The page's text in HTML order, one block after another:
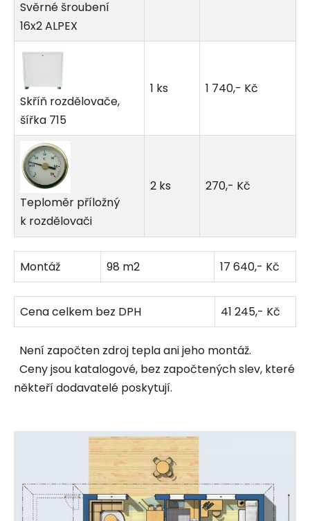
Svěrné šroubení
16x2 ALPEX
Skříň rozdělovače,
šířka 715
1 ks 1 740,- Kč
Teploměr příložný
k rozdělovači
2 ks 270,- Kč
Montáž 98 m2 17 640,- Kč
Cena celkem bez DPH 41 245,- Kč
Není započten zdroj tepla ani jeho montáž.
Ceny jsou katalogové, bez započtených slev, které
někteří dodavatelé poskytují.